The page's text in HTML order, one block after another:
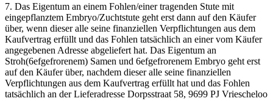
7. Das Eigentum an einem Fohlen/einer tragenden Stute mit
eingepflanztem Embryo/Zuchtstute geht erst dann auf den Käufer
über, wenn dieser alle seine finanziellen Verpflichtungen aus dem
Kaufvertrag erfüllt und das Fohlen tatsächlich an einer vom Käufer
angegebenen Adresse abgeliefert hat. Das Eigentum an
Stroh(6efgefrorenem) Samen und 6efgefrorenem Embryo geht erst
auf den Käufer über, nachdem dieser alle seine finanziellen
Verpflichtungen aus dem Kaufvertrag erfüllt hat und das Fohlen
tatsächlich an der Lieferadresse Dorpsstraat 58, 9699 PJ Vriescheloo